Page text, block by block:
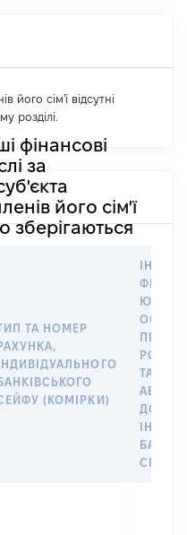
його сім'ї відсутні
розділі.
фінансові
за
його сім'ї
зберігаються
ТА НОМЕР
ІНДИВІДУАЛЬНОГО
(КОМІРКИ)
ПРАВО
ТАКИМ
АБО
ДО
СЕЙФУ